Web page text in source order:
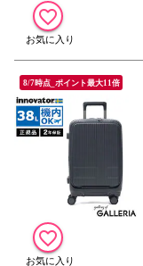
8/7時点_ポイント最大11倍